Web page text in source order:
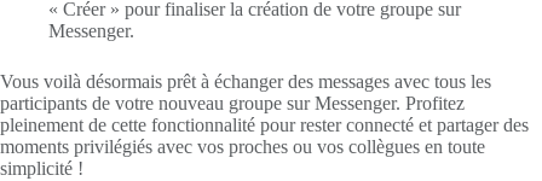
« Créer » pour finaliser la création de votre groupe sur
Messenger.
Vous voilà désormais prêt à échanger des messages avec tous les
participants de votre nouveau groupe sur Messenger. Profitez
pleinement de cette fonctionnalité pour rester connecté et partager des
moments privilégiés avec vos proches ou vos collègues en toute
simplicité !